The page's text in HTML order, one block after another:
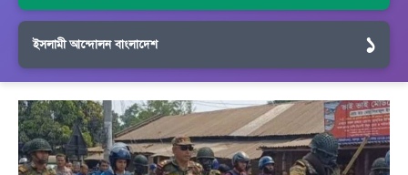
ইসলামী আন্দোলন বাংলাদেশ ১